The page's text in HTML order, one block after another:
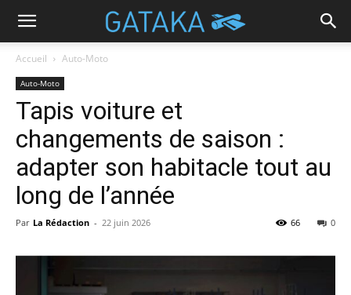
Accueil Auto-Moto
Auto-Moto
Tapis voiture et
changements de saison :
adapter son habitacle tout au
long de l’année
Par La Rédaction - 22 juin 2026 0
66